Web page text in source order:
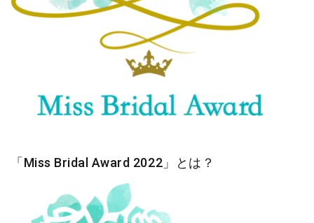
「Miss Bridal Award 2022」とは？